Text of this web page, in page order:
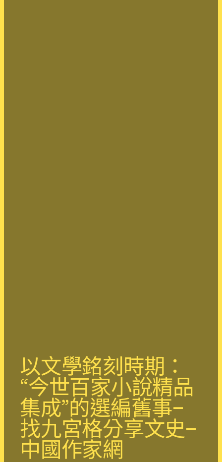
以文學銘刻時期：
“今世百家小說精品
集成”的選編舊事–
找九宮格分享文史–
中國作家網